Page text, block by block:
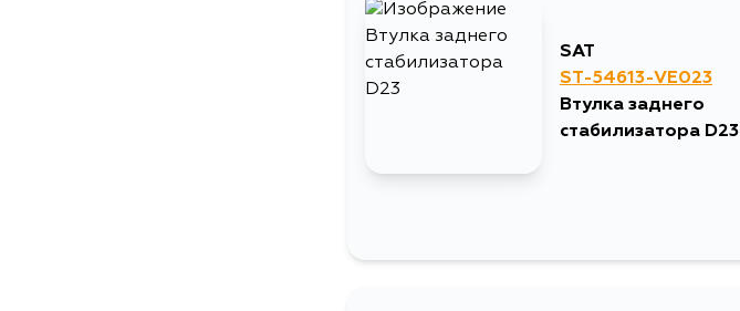
SAT
ST-54613-VE023
Втулка заднего
стабилизатора D23